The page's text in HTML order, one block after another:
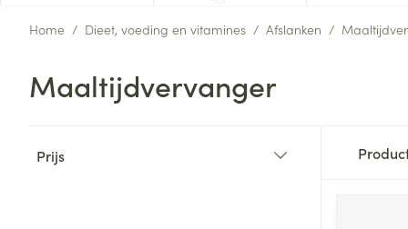
Home / Dieet, voeding en vitamines / Afslanken /
Maaltijdvervanger
Prijs